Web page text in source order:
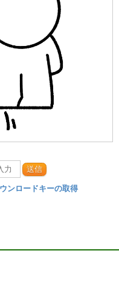
送信
ンロードキーの取得